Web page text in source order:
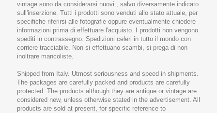
vintage sono da considerarsi nuovi , salvo diversamente indicato
sull'inserzione. Tutti i prodotti sono venduti allo stato attuale, per
specifiche riferirsi alle fotografie oppure eventualmente chiedere
informazioni prima di effettuare l'acquisto. I prodotti non vengono
spediti in contrassegno. Spedizioni celeri in tutto il mondo con
corriere tracciabile. Non si effettuano scambi, si prega di non
inoltrare mancoliste.
Shipped from Italy. Utmost seriousness and speed in shipments.
The packages are carefully packed and products are carefully
protected. The products although they are antique or vintage are
considered new, unless otherwise stated in the advertisement. All
products are sold at present, for specific reference to